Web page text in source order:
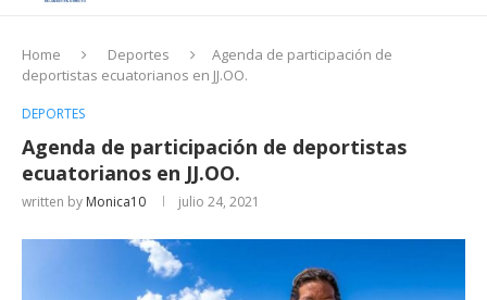
Home Deportes
Agenda de participación de
deportistas ecuatorianos en JJ.OO.
DEPORTES
Agenda de participación de deportistas
ecuatorianos en JJ.OO.
written by Monica10 julio 24, 2021